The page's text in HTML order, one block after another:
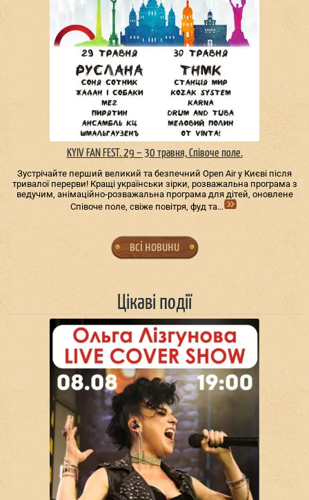
KYIV FAN FEST. 29 – 30 травня, Співоче поле.
Зустрічайте перший великий та безпечний Open Air у Києві після
тривалої перерви! Кращі українськи зірки, розважальна програма з
ведучим, анімаційно-розважальна програма для дітей, оновлене
Співоче поле, свіже повітря, фуд та…
всі новини
Цікаві події